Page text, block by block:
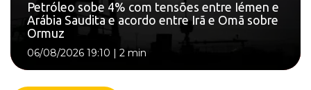
Petróleo sobe 4% com tensões entre Iémen e
Arábia Saudita e acordo entre Irã e Omã sobre
Ormuz
06/08/2026 19:10 | 2 min